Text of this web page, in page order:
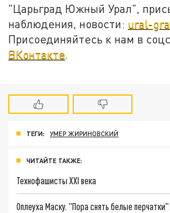
"Царьград Южный Урал",
наблюдения, новости: ural-
Присоединяйтесь к нам в
ВКонтакте.
ТЕГИ: УМЕР ЖИРИНОВСКИЙ
ЧИТАЙТЕ ТАКЖЕ:
Технофашисты XXI века
Оплеуха Маску. "Пора снять белые